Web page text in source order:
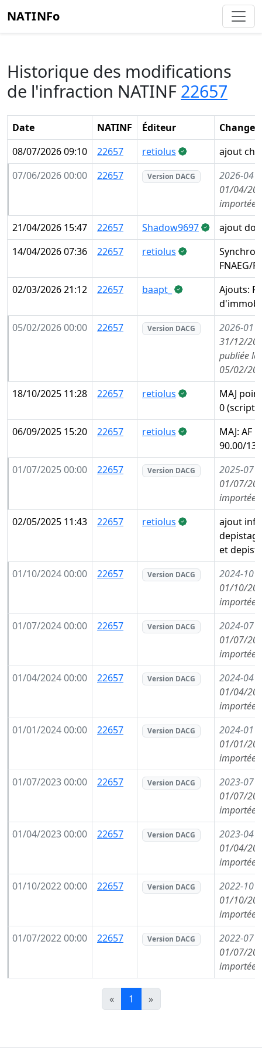
NATINFo
Historique des modifications
de l'infraction NATINF 22657
Date NATINF Éditeur
08/07/2026 09:10
22657 retiolus
ajout
07/06/2026 00:00
22657 Version DACG 2026-04
01/04/
importée
21/04/2026 15:47
22657 Shadow9697
ajout
14/04/2026 07:36
22657 retiolus
FNAEG/
02/03/2026 21:12
22657 baapt_
Ajouts:
05/02/2026 00:00
22657 Version DACG 2026-01
31/12/
publiée
05/02/
18/10/2025 11:28
22657 retiolus
MAJ
0 (script)
06/09/2025 15:20
22657 retiolus
MAJ: AF
90.00/
01/07/2025 00:00
22657 Version DACG 2025-07
01/07/
importée
02/05/2025 11:43
22657 retiolus
ajout
et
01/10/2024 00:00
22657 Version DACG 2024-10
01/10/
importée
01/07/2024 00:00
22657 Version DACG 2024-07
01/07/
importée
01/04/2024 00:00
22657 Version DACG 2024-04
01/04/
importée
01/01/2024 00:00
22657 Version DACG 2024-01
01/01/
importée
01/07/2023 00:00
22657 Version DACG 2023-07
01/07/
importée
01/04/2023 00:00
22657 Version DACG 2023-04
01/04/
importée
01/10/2022 00:00
22657 Version DACG 2022-10
01/10/
importée
01/07/2022 00:00
22657 Version DACG 2022-07
01/07/
importée
« 1 »